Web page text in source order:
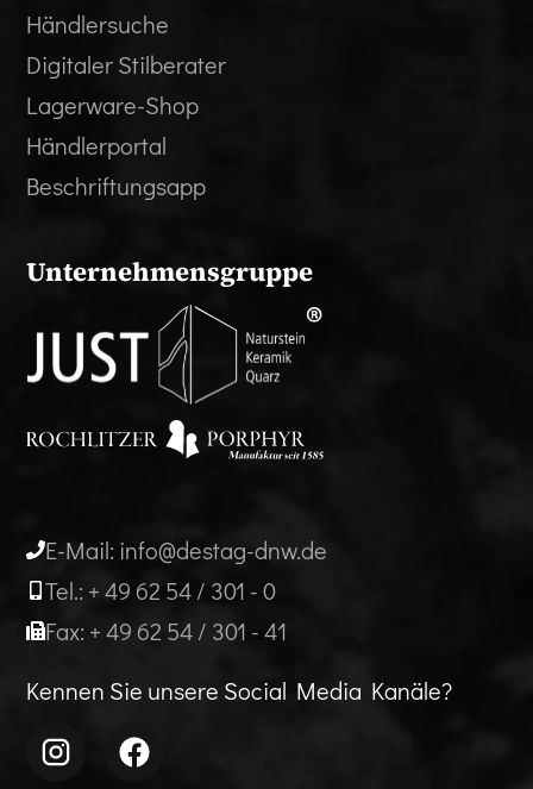
Händlersuche
Digitaler Stilberater
Lagerware-Shop
Händlerportal
Beschriftungsapp
Unternehmensgruppe
E-Mail: info@destag-dnw.de
Tel.: + 49 62 54 / 301 - 0
Fax: + 49 62 54 / 301 - 41
Kennen Sie unsere Social Media Kanäle?